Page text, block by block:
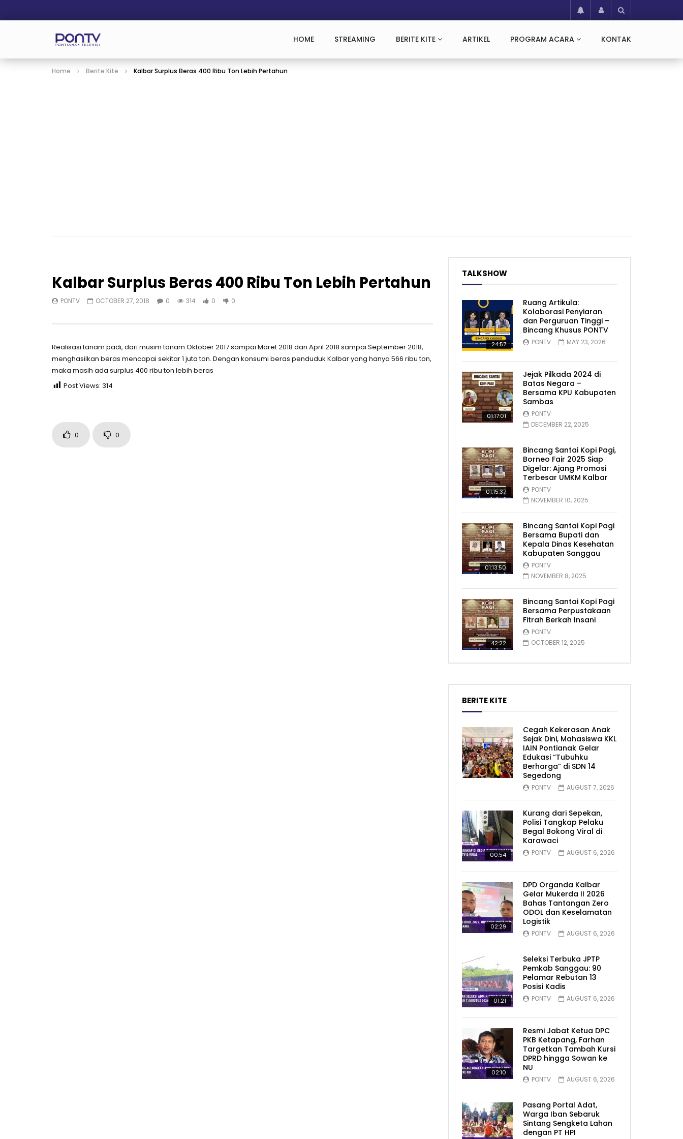
HOME STREAMING BERITE KITE ARTIKEL PROGRAM ACARA KONTAK
Home Berite Kite Kalbar Surplus Beras 400 Ribu Ton Lebih Pertahun
Kalbar Surplus Beras 400 Ribu Ton Lebih Pertahun
PONTV OCTOBER 27, 2018 0 314 0 0
Realisasi tanam padi, dari musim tanam Oktober 2017 sampai Maret 2018 dan April 2018 sampai September 2018,
menghasilkan beras mencapai sekitar 1 juta ton. Dengan konsumi beras penduduk Kalbar yang hanya 566 ribu ton,
maka masih ada surplus 400 ribu ton lebih beras
Post Views: 314
0 0
TALKSHOW
24:57
Ruang Artikula:
Kolaborasi Penyiaran
dan Perguruan Tinggi –
Bincang Khusus PONTV
PONTV MAY 23, 2026
01:17:01
Jejak Pilkada 2024 di
Batas Negara –
Bersama KPU Kabupaten
Sambas
PONTV
DECEMBER 22, 2025
01:15:37
Bincang Santai Kopi Pagi,
Borneo Fair 2025 Siap
Digelar: Ajang Promosi
Terbesar UMKM Kalbar
PONTV
NOVEMBER 10, 2025
01:13:50
Bincang Santai Kopi Pagi
Bersama Bupati dan
Kepala Dinas Kesehatan
Kabupaten Sanggau
PONTV
NOVEMBER 8, 2025
42:22
Bincang Santai Kopi Pagi
Bersama Perpustakaan
Fitrah Berkah Insani
PONTV
OCTOBER 12, 2025
BERITE KITE
Cegah Kekerasan Anak
Sejak Dini, Mahasiswa KKL
IAIN Pontianak Gelar
Edukasi “Tubuhku
Berharga” di SDN 14
Segedong
PONTV AUGUST 7, 2026
00:54
Kurang dari Sepekan,
Polisi Tangkap Pelaku
Begal Bokong Viral di
Karawaci
PONTV AUGUST 6, 2026
02:29
DPD Organda Kalbar
Gelar Mukerda II 2026
Bahas Tantangan Zero
ODOL dan Keselamatan
Logistik
PONTV AUGUST 6, 2026
01:21
Seleksi Terbuka JPTP
Pemkab Sanggau: 90
Pelamar Rebutan 13
Posisi Kadis
PONTV AUGUST 6, 2026
02:10
Resmi Jabat Ketua DPC
PKB Ketapang, Farhan
Targetkan Tambah Kursi
DPRD hingga Sowan ke
NU
PONTV AUGUST 6, 2026
Pasang Portal Adat,
Warga Iban Sebaruk
Sintang Sengketa Lahan
dengan PT HPI